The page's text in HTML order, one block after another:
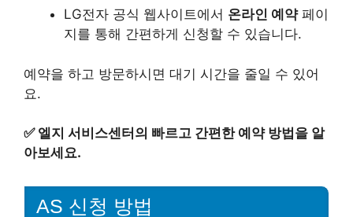
LG전자 공식 웹사이트에서 온라인 예약페이
지를 통해 간편하게 신청할 수 있습니다.
예약을 하고 방문하시면 대기 시간을 줄일 수 있어
요.
✅ 엘지 서비스센터의 빠르고 간편한 예약 방법을 알
아보세요.
AS 신청 방법